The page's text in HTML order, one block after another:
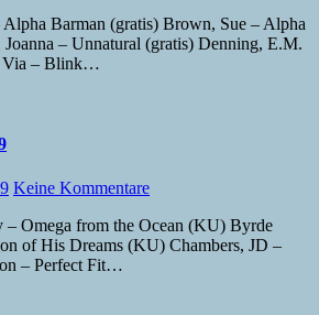
Joanna – Unnatural (gratis) Denning, E.M.
Via – Blink…
Keine Kommentare
of His Dreams (KU) Chambers, JD –
– Perfect Fit…